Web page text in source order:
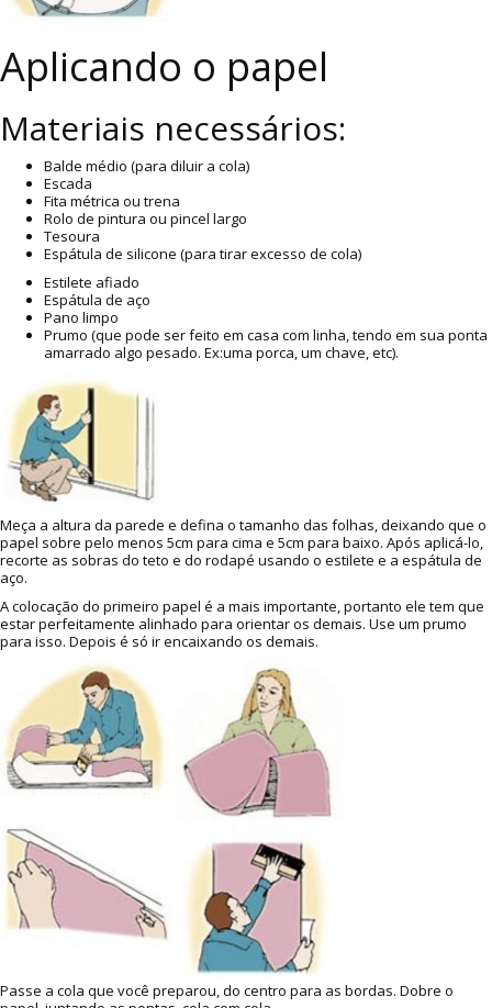
Aplicando o papel
Materiais necessários:
Balde médio (para diluir a cola)
Escada
Fita métrica ou trena
Rolo de pintura ou pincel largo
Tesoura
Espátula de silicone (para tirar excesso de cola)
Estilete afiado
Espátula de aço
Pano limpo
Prumo (que pode ser feito em casa com linha, tendo em sua ponta
amarrado algo pesado. Ex:uma porca, um chave, etc).
Meça a altura da parede e defina o tamanho das folhas, deixando que o
papel sobre pelo menos 5cm para cima e 5cm para baixo. Após aplicá-lo,
recorte as sobras do teto e do rodapé usando o estilete e a espátula de
aço.
A colocação do primeiro papel é a mais importante, portanto ele tem que
estar perfeitamente alinhado para orientar os demais. Use um prumo
para isso. Depois é só ir encaixando os demais.
Passe a cola que você preparou, do centro para as bordas. Dobre o